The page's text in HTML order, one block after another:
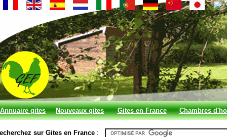
Annuaire gites Nouveaux gites
et chambres
Gites en France Chambres
en France
sur Gites en France :